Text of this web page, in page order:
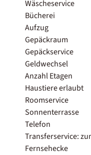
Wäscheservice
Bücherei
Aufzug
Gepäckraum
Gepäckservice
Geldwechsel
Anzahl Etagen
Haustiere erlaubt
Roomservice
Sonnenterrasse
Telefon
Transferservice:
Fernsehecke